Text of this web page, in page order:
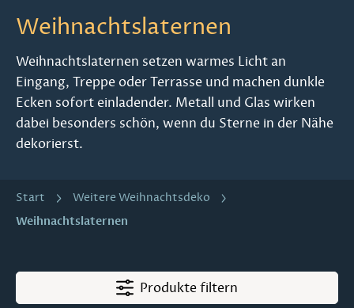
Weihnachtslaternen
Weihnachtslaternen setzen warmes Licht an
Eingang, Treppe oder Terrasse und machen dunkle
Ecken sofort einladender. Metall und Glas wirken
dabei besonders schön, wenn du Sterne in der Nähe
dekorierst.
Start Weitere Weihnachtsdeko
Weihnachtslaternen
Produkte filtern